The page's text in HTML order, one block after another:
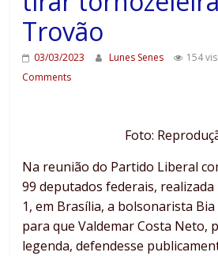
Trovão
03/03/2023 Lunes Senes 154
Comments
Foto:
Na reunião do Partido Liberal
99 deputados federais,
1, em Brasília, a bolsonarista
para que Valdemar Costa Neto,
legenda, defendesse